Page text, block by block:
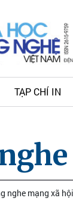
TẠP CHÍ IN
nghe mạng xã hội